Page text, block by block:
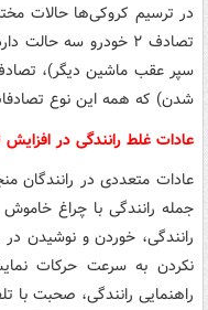
در ترسیم کروکی‌ها حالات
تصادف ۲ خودرو سه
سپر عقب ماشین دیگر)،
شدن) که همه این نوع
عادات غلط رانندگی در
عادات متعددی در رانندگان
جمله رانندگی با چراغ
رانندگی، خوردن و نوشیدن در
نکردن به سرعت حرکات
راهنمایی رانندگی، صحبت با